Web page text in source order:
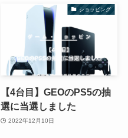
ショッピング
【4台目】GEOのPS5の抽
選に当選しました
2022年12月10日